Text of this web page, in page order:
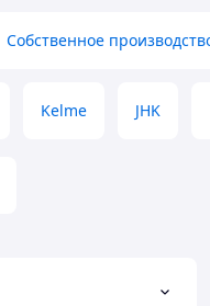
Собственное
Kelme JHK